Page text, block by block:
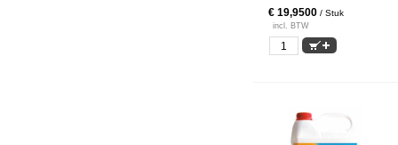
€ 19,9500 / Stuk
incl. BTW